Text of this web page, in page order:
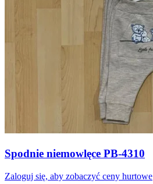
Spodnie niemowlęce PB-4310
Zaloguj się, aby zobaczyć ceny hurtowe